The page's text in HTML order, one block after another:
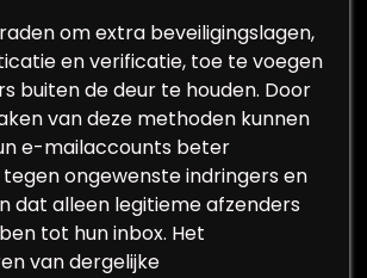
om extra beveiligingslagen,
en verificatie, toe te voegen
buiten de deur te houden. Door
van deze methoden kunnen
e-mailaccounts beter
ongewenste indringers en
dat alleen legitieme afzenders
tot hun inbox. Het
van dergelijke